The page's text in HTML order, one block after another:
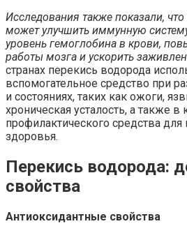
Исследования также показали,
может улучшить иммунную
уровень гемоглобина в крови,
работы мозга и ускорить
странах перекись водорода
вспомогательное средство при
и состояниях, таких как ожоги,
хроническая усталость, а также в
профилактического средства
здоровья.
Перекись водорода:
свойства
Антиоксидантные свойства